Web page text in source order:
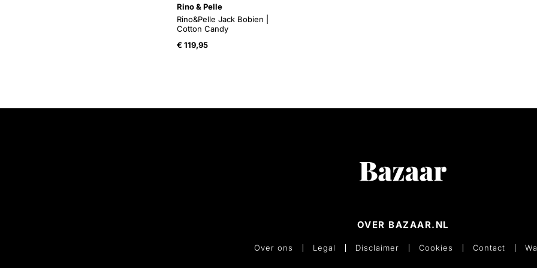
Rino & Pelle
Rino&Pelle Jack Bobien |
Cotton Candy
€ 119,95
OVER BAZAAR.NL
Over ons Legal Disclaimer Cookies Contact